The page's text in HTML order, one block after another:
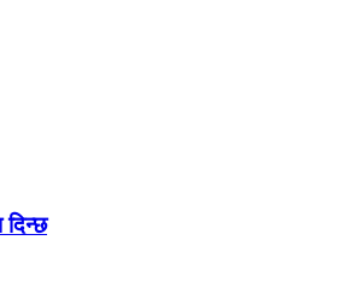
दिन्छ